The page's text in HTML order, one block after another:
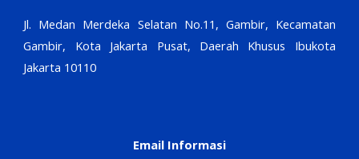
Jl. Medan Merdeka Selatan No.11, Gambir, Kecamatan
Gambir, Kota Jakarta Pusat, Daerah Khusus Ibukota
Jakarta 10110
Email Informasi